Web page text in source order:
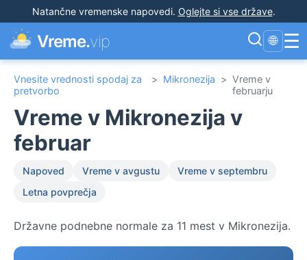
Natančne vremenske napovedi. Oglejte si vse države.
Vreme.vip 🌐 ☰
Vnesite vrednosti spodaj za
pretvorbo
> Mikronezija > Vreme v
februarju
Vreme v Mikronezija v
februar
Napoved Vreme v avgustu
Vreme v septembru
Letna povprečja
Državne podnebne normale za 11 mest v Mikronezija.